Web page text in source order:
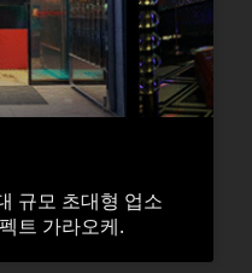
규모 초대형 업소
트 가라오케.